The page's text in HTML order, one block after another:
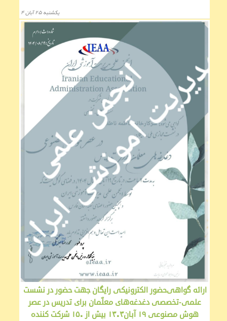
يكشنبه ۲۵ آبان ۴
ارائه گواهی‌حضور الکترونیکی رایگان جهت حضور در نشست
علمی-تخصصی دغدغه‌های معلّمان برای تدریس در عصر
هوش مصنوعی ۱۹ آبان۱۴۰۴ بیش از ۱۵۰ شرکت کننده